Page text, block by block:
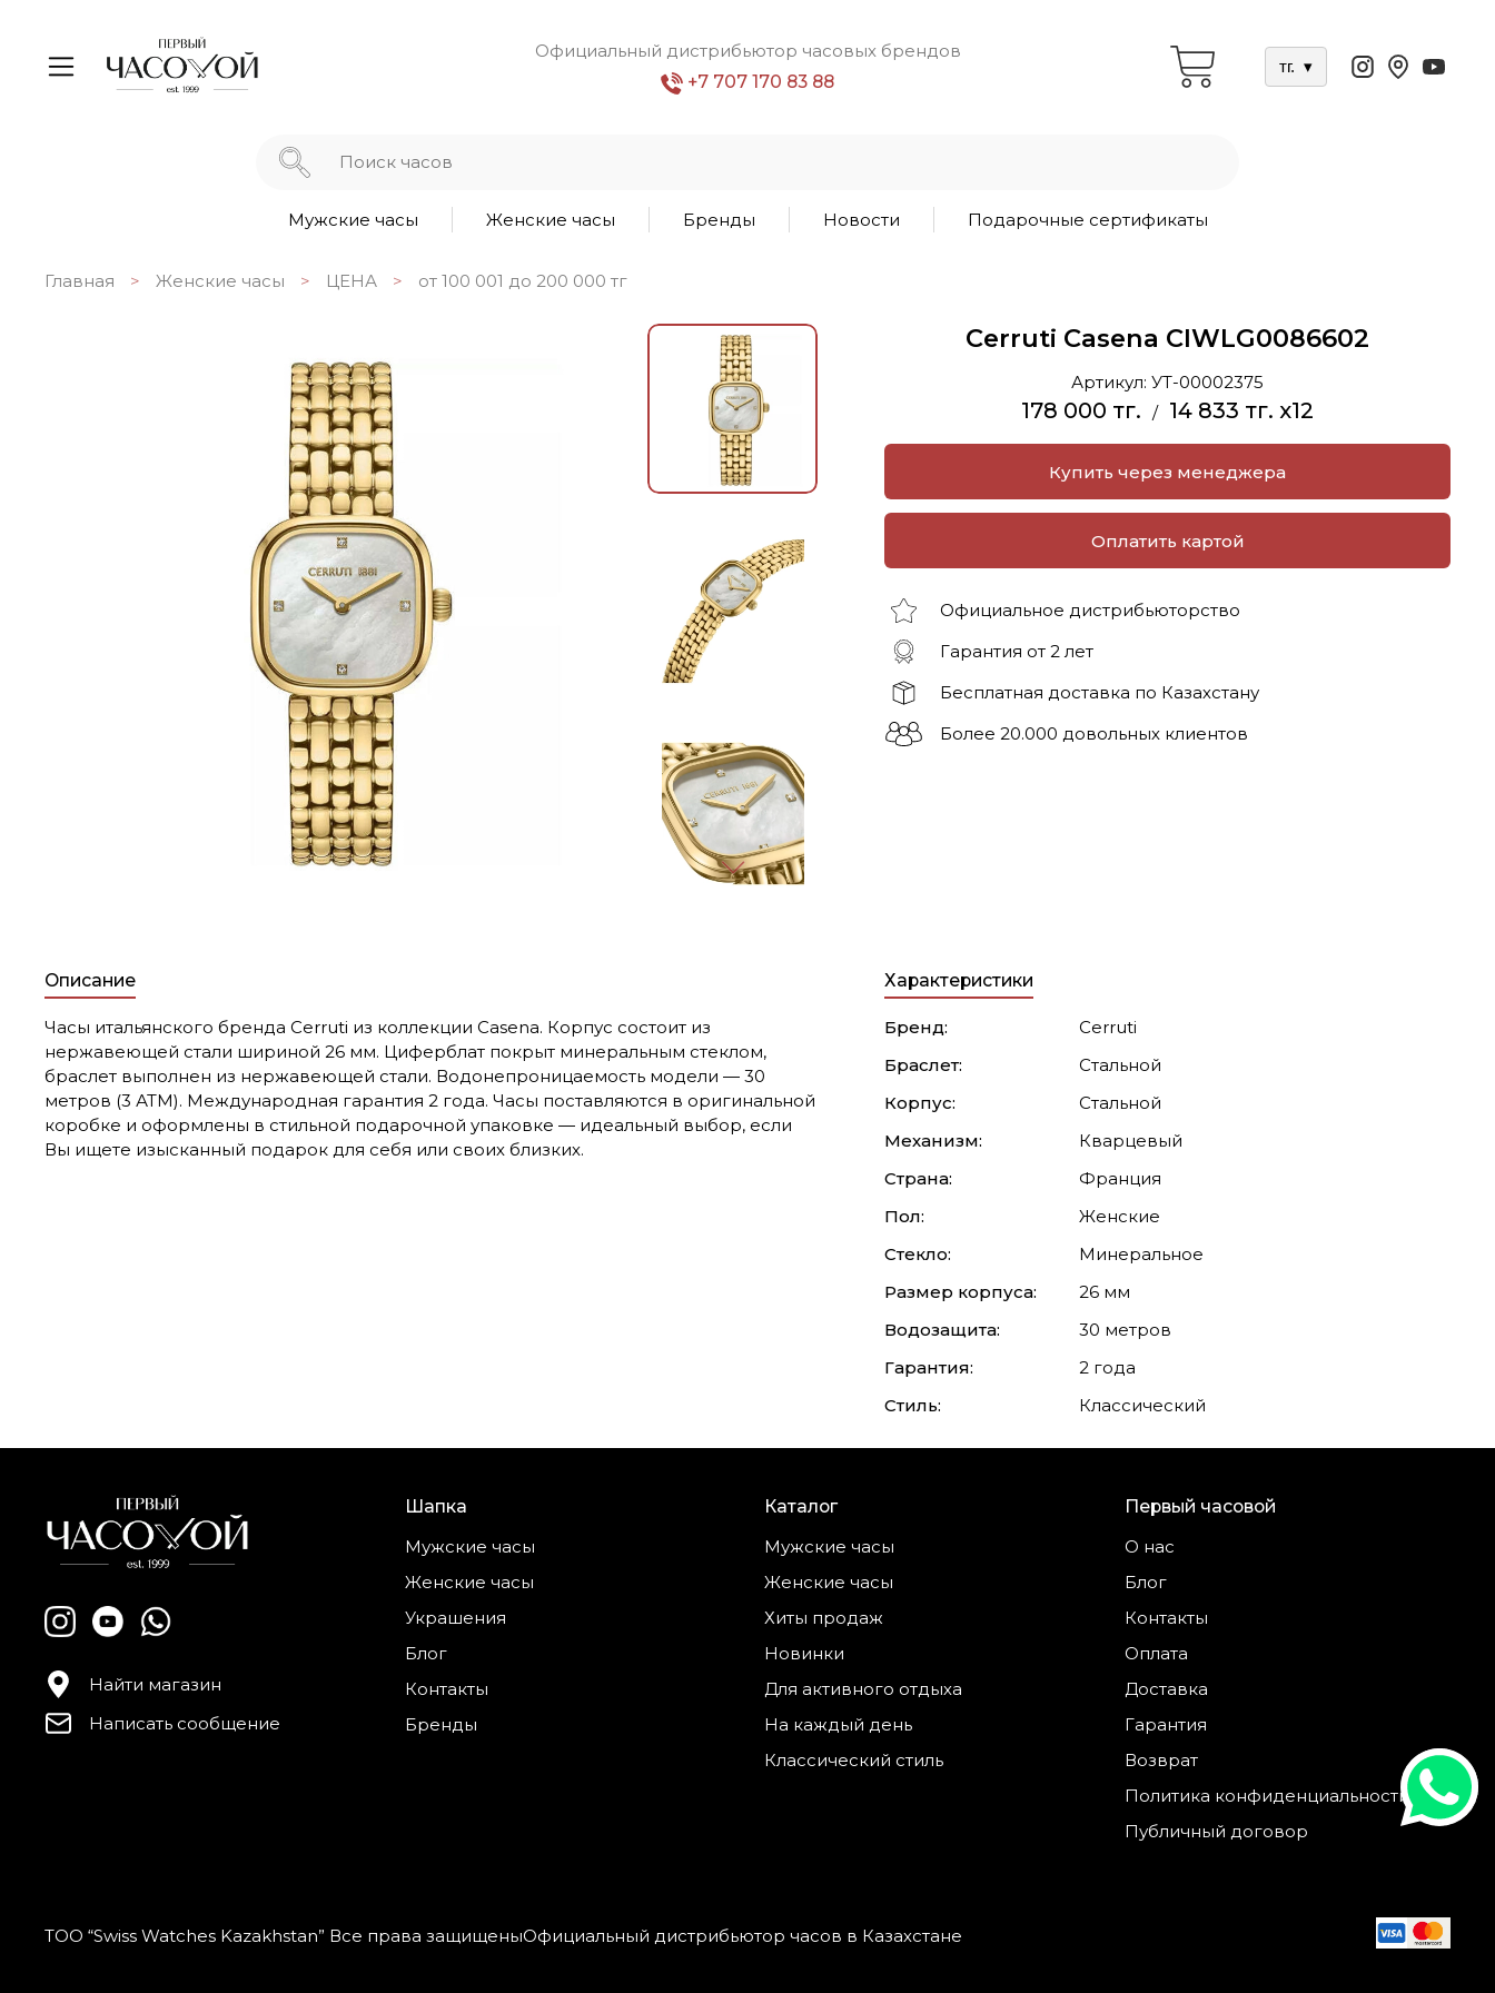
Официальный дистрибьютор часовых брендов
+7 707 170 83 88
тг. ▾
Мужские часы Женские часы Бренды Новости Подарочные сертификаты
Главная Женские часы ЦЕНА от 100 001 до 200 000 тг
Cerruti Casena CIWLG0086602
Артикул:УТ-00002375
178 000 тг. / 14 833 тг. x12
Купить через менеджера
Оплатить картой
Официальное дистрибьюторство
Гарантия от 2 лет
Бесплатная доставка по Казахстану
Более 20.000 довольных клиентов
Описание
Часы итальянского бренда Cerruti из коллекции Casena. Корпус состоит из
нержавеющей стали шириной 26 мм. Циферблат покрыт минеральным стеклом,
браслет выполнен из нержавеющей стали. Водонепроницаемость модели — 30
метров (3 АТМ). Международная гарантия 2 года. Часы поставляются в оригинальной
коробке и оформлены в стильной подарочной упаковке — идеальный выбор, если
Вы ищете изысканный подарок для себя или своих близких.
Характеристики
Бренд:
Cerruti
Браслет:
Стальной
Корпус:
Стальной
Механизм:
Кварцевый
Страна:
Франция
Пол:
Женские
Стекло:
Минеральное
Размер корпуса:
26 мм
Водозащита:
30 метров
Гарантия:
2 года
Стиль:
Классический
Найти магазин
Написать сообщение
Шапка
Мужские часы
Женские часы
Украшения
Блог
Контакты
Бренды
Каталог
Мужские часы
Женские часы
Хиты продаж
Новинки
Для активного отдыха
На каждый день
Классический стиль
Первый часовой
О нас
Блог
Контакты
Оплата
Доставка
Гарантия
Возврат
Политика конфиденциальности
Публичный договор
ТОО “Swiss Watches Kazakhstan” Все права защищеныОфициальный дистрибьютор часов в Казахстане